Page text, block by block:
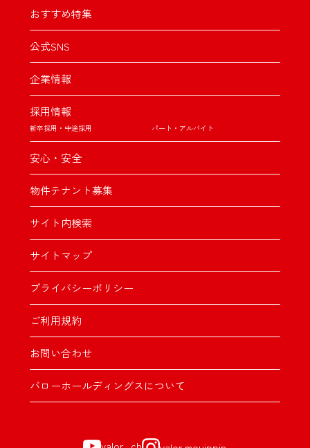
おすすめ特集
公式SNS
企業情報
採用情報
新卒採用・中途採用 パート・アルバイト
安心・安全
物件テナント募集
サイト内検索
サイトマップ
プライバシーポリシー
ご利用規約
お問い合わせ
バローホールディングスについて